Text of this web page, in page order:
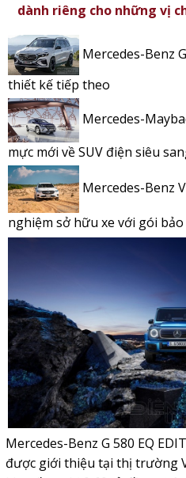
dành riêng cho những vị
Mercedes-Benz
thiết kế tiếp theo
Mercedes-
mực mới về SUV điện siêu
Mercedes-Benz
nghiệm sở hữu xe với gói
Mercedes-Benz G 580 EQ
được giới thiệu tại thị trường